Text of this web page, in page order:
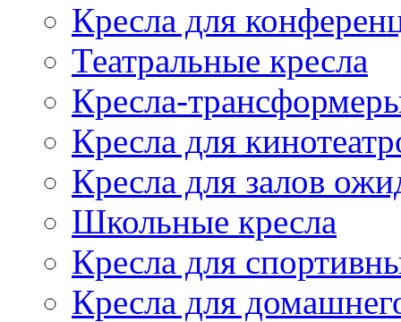
Кресла для
Театральные кресла
Кресла-
Кресла для
Кресла для залов
Школьные кресла
Кресла для
Кресла для